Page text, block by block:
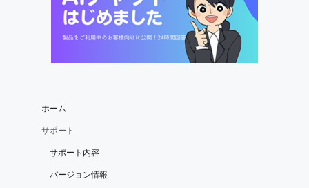
ホーム
サポート
サポート内容
バージョン情報